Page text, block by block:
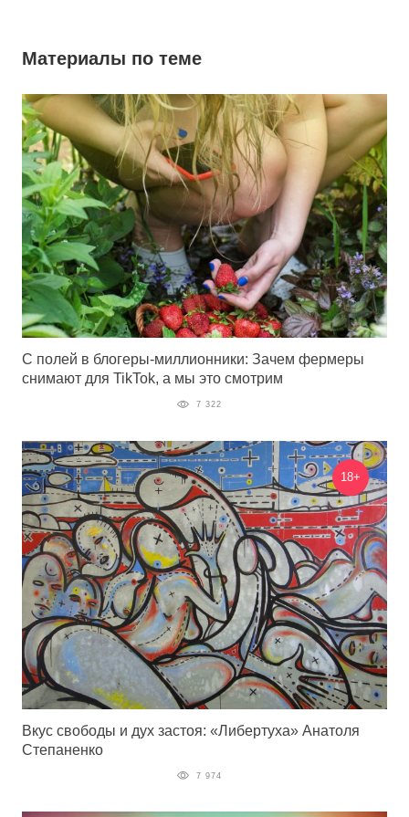
Материалы по теме
С полей в блогеры-миллионники: Зачем фермеры
снимают для TikTok, а мы это смотрим
7 322
18+
Вкус свободы и дух застоя: «Либертуха» Анатоля
Степаненко
7 974